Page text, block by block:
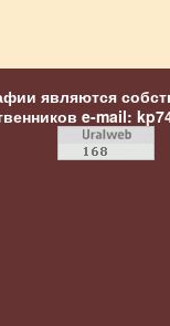
являются
e-mail: